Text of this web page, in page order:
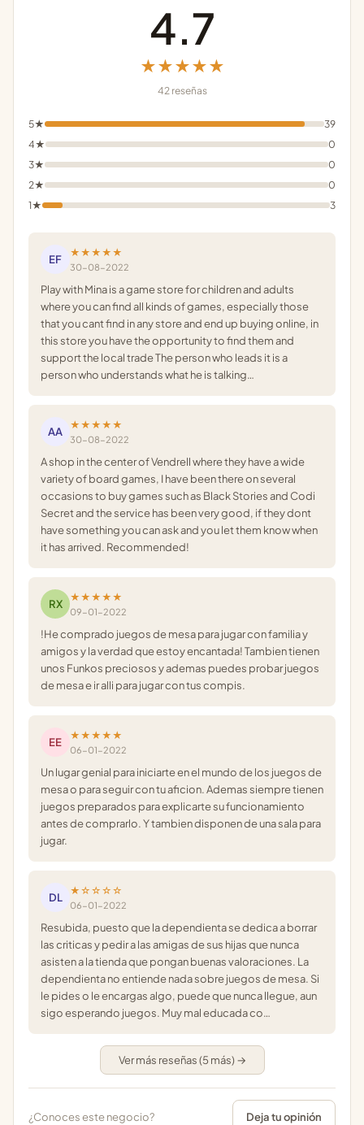
4.7
★★★★★
42 reseñas
5★
39
4★
0
3★
0
2★
0
1★
3
EF
★★★★★
30-08-2022
Play with Mina is a game store for children and adults
where you can find all kinds of games, especially those
that you cant find in any store and end up buying online, in
this store you have the opportunity to find them and
support the local trade The person who leads it is a
person who understands what he is talking…
AA
★★★★★
30-08-2022
A shop in the center of Vendrell where they have a wide
variety of board games, I have been there on several
occasions to buy games such as Black Stories and Codi
Secret and the service has been very good, if they dont
have something you can ask and you let them know when
it has arrived. Recommended!
RX
★★★★★
09-01-2022
!He comprado juegos de mesa para jugar con familia y
amigos y la verdad que estoy encantada! Tambien tienen
unos Funkos preciosos y ademas puedes probar juegos
de mesa e ir alli para jugar con tus compis.
EE
★★★★★
06-01-2022
Un lugar genial para iniciarte en el mundo de los juegos de
mesa o para seguir con tu aficion. Ademas siempre tienen
juegos preparados para explicarte su funcionamiento
antes de comprarlo. Y tambien disponen de una sala para
jugar.
DL
★☆☆☆☆
06-01-2022
Resubida, puesto que la dependienta se dedica a borrar
las criticas y pedir a las amigas de sus hijas que nunca
asisten a la tienda que pongan buenas valoraciones. La
dependienta no entiende nada sobre juegos de mesa. Si
le pides o le encargas algo, puede que nunca llegue, aun
sigo esperando juegos. Muy mal educada co…
Ver más reseñas (5 más) →
¿Conoces este negocio? Deja tu opinión